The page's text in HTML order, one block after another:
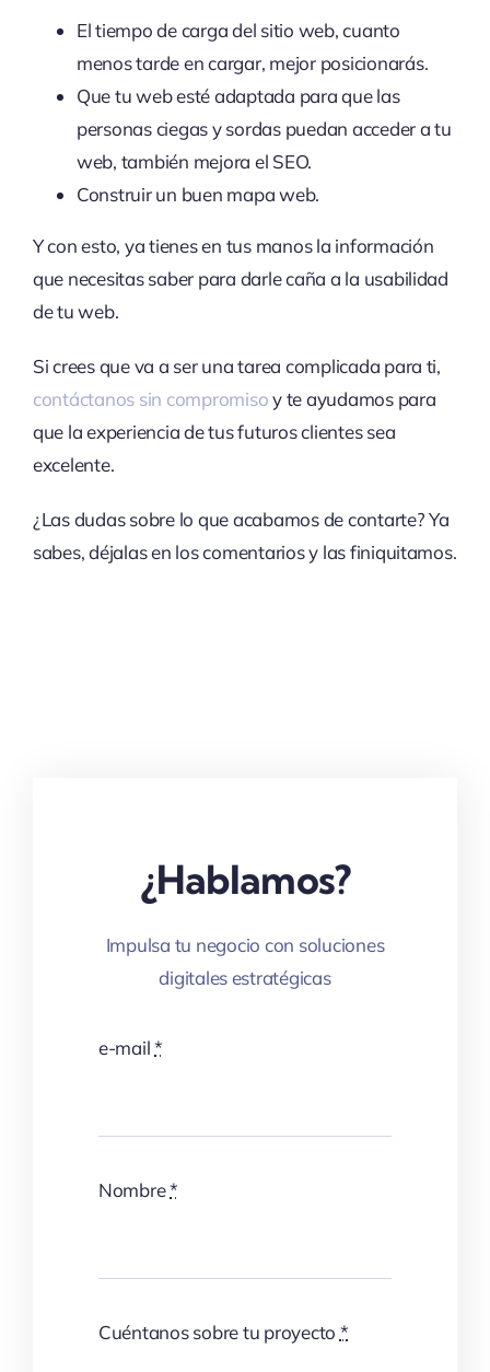
El tiempo de carga del sitio web, cuanto
menos tarde en cargar, mejor posicionarás.
Que tu web esté adaptada para que las
personas ciegas y sordas puedan acceder a tu
web, también mejora el SEO.
Construir un buen mapa web.
Y con esto, ya tienes en tus manos la información
que necesitas saber para darle caña a la usabilidad
de tu web.
Si crees que va a ser una tarea complicada para ti,
contáctanos sin compromisoy te ayudamos para
que la experiencia de tus futuros clientes sea
excelente.
¿Las dudas sobre lo que acabamos de contarte? Ya
sabes, déjalas en los comentarios y las finiquitamos.
¿Hablamos?
Impulsa tu negocio con soluciones
digitales estratégicas
e-mail*
Nombre*
Cuéntanos sobre tu proyecto *